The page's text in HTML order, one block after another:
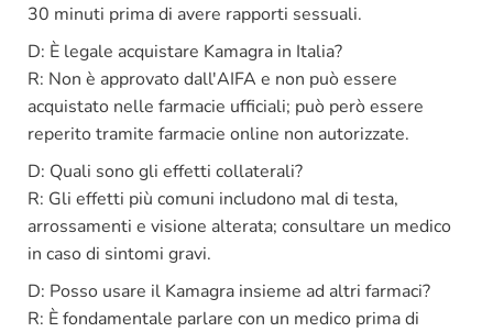
30 minuti prima di avere rapporti sessuali.
D: È legale acquistare Kamagra in Italia?
R: Non è approvato dall'AIFA e non può essere
acquistato nelle farmacie ufficiali; può però essere
reperito tramite farmacie online non autorizzate.
D: Quali sono gli effetti collaterali?
R: Gli effetti più comuni includono mal di testa,
arrossamenti e visione alterata; consultare un medico
in caso di sintomi gravi.
D: Posso usare il Kamagra insieme ad altri farmaci?
R: È fondamentale parlare con un medico prima di